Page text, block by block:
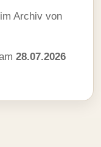
im Archiv von
28.07.2026